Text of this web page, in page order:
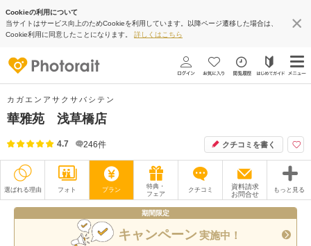
Cookieの利用について
当サイトはサービス向上のためCookieを利用しています。以降ページ遷移した場合は、
Cookie利用に同意したことになります。 詳しくはこちら
カガエンアサクサバシテン
華雅苑 浅草橋店
4.7 246件 クチコミを書く
選ばれる理由 フォト プラン
特典・
フェア
クチコミ
資料請求
お問合せ
もっと見る
ムービー
期間限定
キャンペーン 実施中！